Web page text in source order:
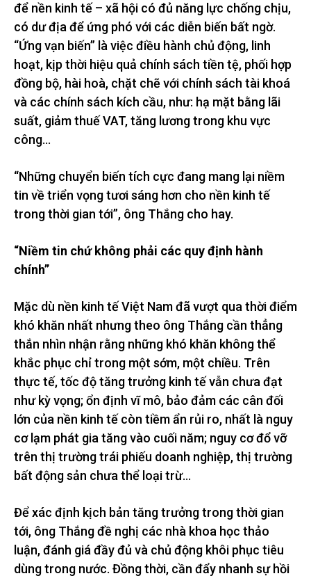
để nền kinh tế – xã hội có đủ năng lực chống chịu,
có dư địa để ứng phó với các diễn biến bất ngờ.
“Ứng vạn biến” là việc điều hành chủ động, linh
hoạt, kịp thời hiệu quả chính sách tiền tệ, phối hợp
đồng bộ, hài hoà, chặt chẽ với chính sách tài khoá
và các chính sách kích cầu, như: hạ mặt bằng lãi
suất, giảm thuế VAT, tăng lương trong khu vực
công…
“Những chuyển biến tích cực đang mang lại niềm
tin về triển vọng tươi sáng hơn cho nền kinh tế
trong thời gian tới”, ông Thắng cho hay.
“Niềm tin chứ không phải các quy định hành
chính”
Mặc dù nền kinh tế Việt Nam đã vượt qua thời điểm
khó khăn nhất nhưng theo ông Thắng cần thẳng
thắn nhìn nhận rằng những khó khăn không thể
khắc phục chỉ trong một sớm, một chiều. Trên
thực tế, tốc độ tăng trưởng kinh tế vẫn chưa đạt
như kỳ vọng; ổn định vĩ mô, bảo đảm các cân đối
lớn của nền kinh tế còn tiềm ẩn rủi ro, nhất là nguy
cơ lạm phát gia tăng vào cuối năm; nguy cơ đổ vỡ
trên thị trường trái phiếu doanh nghiệp, thị trường
bất động sản chưa thể loại trừ…
Để xác định kịch bản tăng trưởng trong thời gian
tới, ông Thắng đề nghị các nhà khoa học thảo
luận, đánh giá đầy đủ và chủ động khôi phục tiêu
dùng trong nước. Đồng thời, cần đẩy nhanh sự hồi